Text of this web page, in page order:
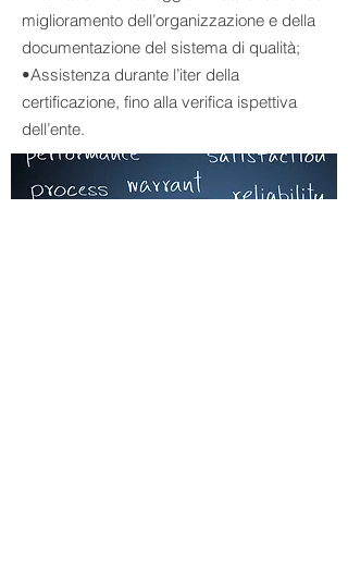
miglioramento dell’organizzazione e della
documentazione del sistema di qualità;
•Assistenza durante l’iter della
certificazione, fino alla verifica ispettiva
dell’ente.